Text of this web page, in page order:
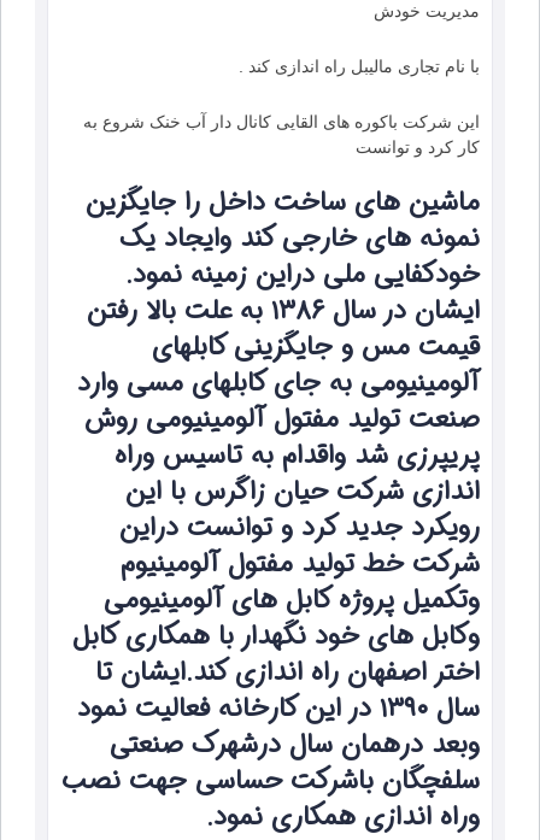
مدیریت خودش
با نام تجاری مالیبل راه اندازی کند .
این شرکت باکوره های القایی کانال دار آب خنک شروع به
کار کرد و توانست
ماشین های ساخت داخل را جایگزین
نمونه های خارجی کند وایجاد یک
خودکفایی ملی دراین زمینه نمود.
ایشان در سال ۱۳۸۶ به علت بالا رفتن
قیمت مس و جایگزینی کابلهای
آلومینیومی به جای کابلهای مسی وارد
صنعت تولید مفتول آلومینیومی روش
پریپرزی شد واقدام به تاسیس وراه
اندازی شرکت حیان زاگرس با این
رویکرد جدید کرد و توانست دراین
شرکت خط تولید مفتول آلومینیوم
وتکمیل پروژه کابل های آلومینیومی
وکابل های خود نگهدار با همکاری کابل
اختر اصفهان راه اندازی کند.ایشان تا
سال ۱۳۹۰ در این کارخانه فعالیت نمود
وبعد درهمان سال درشهرک صنعتی
سلفچگان باشرکت حساسی جهت نصب
وراه اندازی همکاری نمود.